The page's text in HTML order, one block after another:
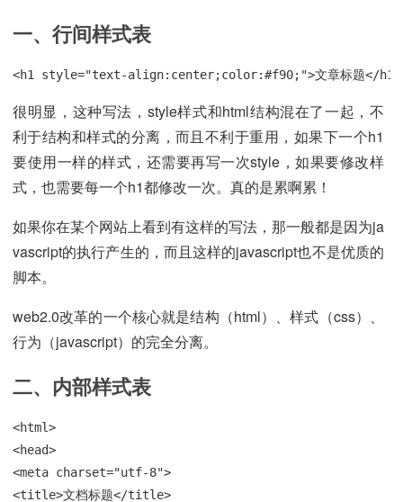
一、行间样式表
<h1 style="text-align:center;color:#f90;">文章标题</h1>
很明显，这种写法，style样式和html结构混在了一起，不
利于结构和样式的分离，而且不利于重用，如果下一个h1
要使用一样的样式，还需要再写一次style，如果要修改样
式，也需要每一个h1都修改一次。真的是累啊累！
如果你在某个网站上看到有这样的写法，那一般都是因为ja
vascript的执行产生的，而且这样的javascript也不是优质的
脚本。
web2.0改革的一个核心就是结构（html）、样式（css）、
行为（javascript）的完全分离。
二、内部样式表
<html>
<head>
<meta charset="utf-8">
<title>文档标题</title>